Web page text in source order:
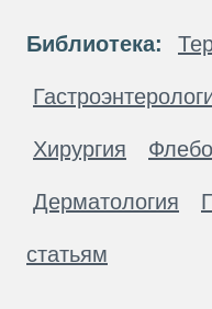
Библиотека:
Хирургия
Дерматология
статьям